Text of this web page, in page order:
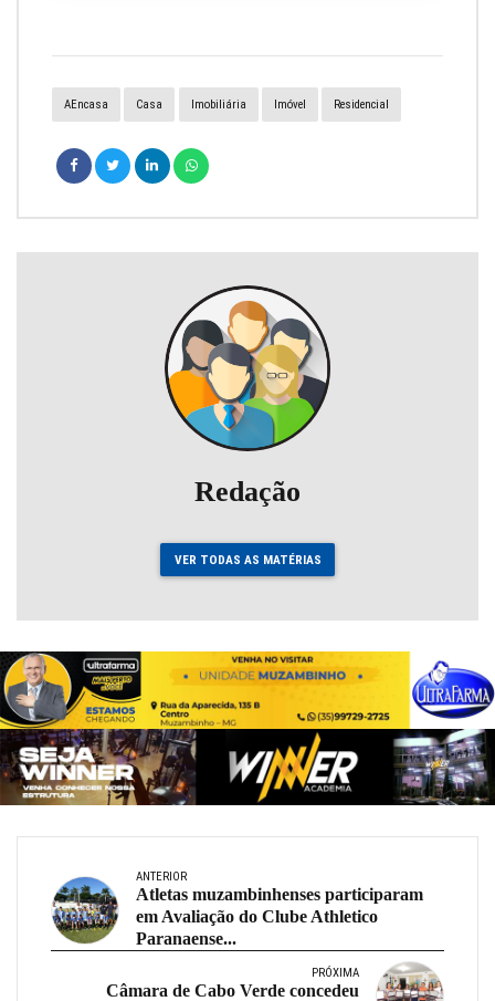
AEncasa Casa Imobiliária Imóvel Residencial
Redação
VER TODAS AS MATÉRIAS
ANTERIOR
Atletas muzambinhenses participaram
em Avaliação do Clube Athletico
Paranaense...
PRÓXIMA
Câmara de Cabo Verde concedeu